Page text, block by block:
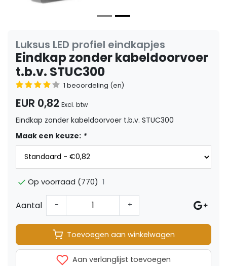
Luksus LED profiel eindkapjes
Eindkap zonder kabeldoorvoer
t.b.v. STUC300
1 beoordeling (en)
EUR 0,82 Excl. btw
Eindkap zonder kabeldoorvoer t.b.v. STUC300
Maak een keuze: *
Op voorraad (770) 1
Aantal - +
Toevoegen aan winkelwagen
Aan verlanglijst toevoegen